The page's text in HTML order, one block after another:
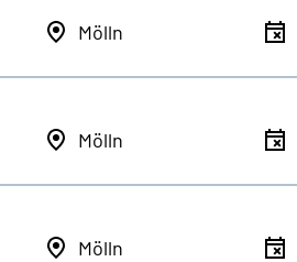
Mölln
Mölln
Mölln